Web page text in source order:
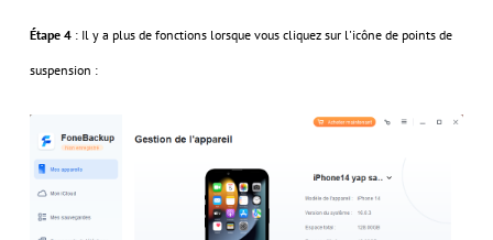
Étape 4: Il y a plus de fonctions lorsque vous cliquez sur l'icône de points de
suspension :